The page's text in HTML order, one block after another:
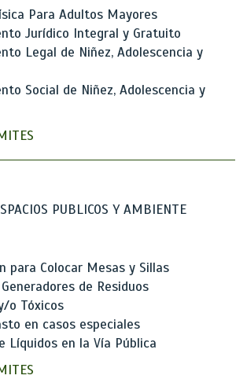
Para Adultos Mayores
Jurídico Integral y Gratuito
Legal de Niñez, Adolescencia y
Social de Niñez, Adolescencia y
PUBLICOS Y AMBIENTE
para Colocar Mesas y Sillas
de Residuos
o Tóxicos
en casos especiales
Líquidos en la Vía Pública